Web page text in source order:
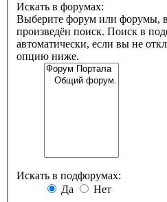
Искать в форумах:
Выберите форум или форумы, в
произведён поиск. Поиск в
автоматически, если вы не
опцию ниже.
Искать в подфорумах:
Да
Нет